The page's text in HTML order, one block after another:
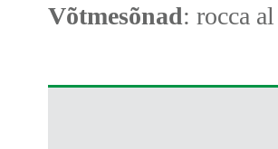
Võtmesõnad: rocca